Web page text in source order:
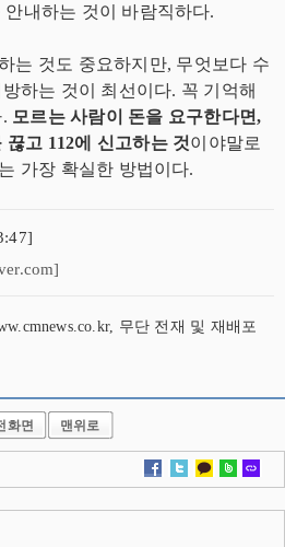
내하는 것이 바람직하다.
는 것도 중요하지만, 무엇보다 수
하는 것이 최선이다. 꼭 기억해
모르는 사람이 돈을 요구한다면,
고 112에 신고하는 것이야말로
가장 확실한 방법이다.
무단 전재 및 재배포
화면 맨위로